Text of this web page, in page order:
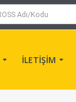
İLETİŞİM